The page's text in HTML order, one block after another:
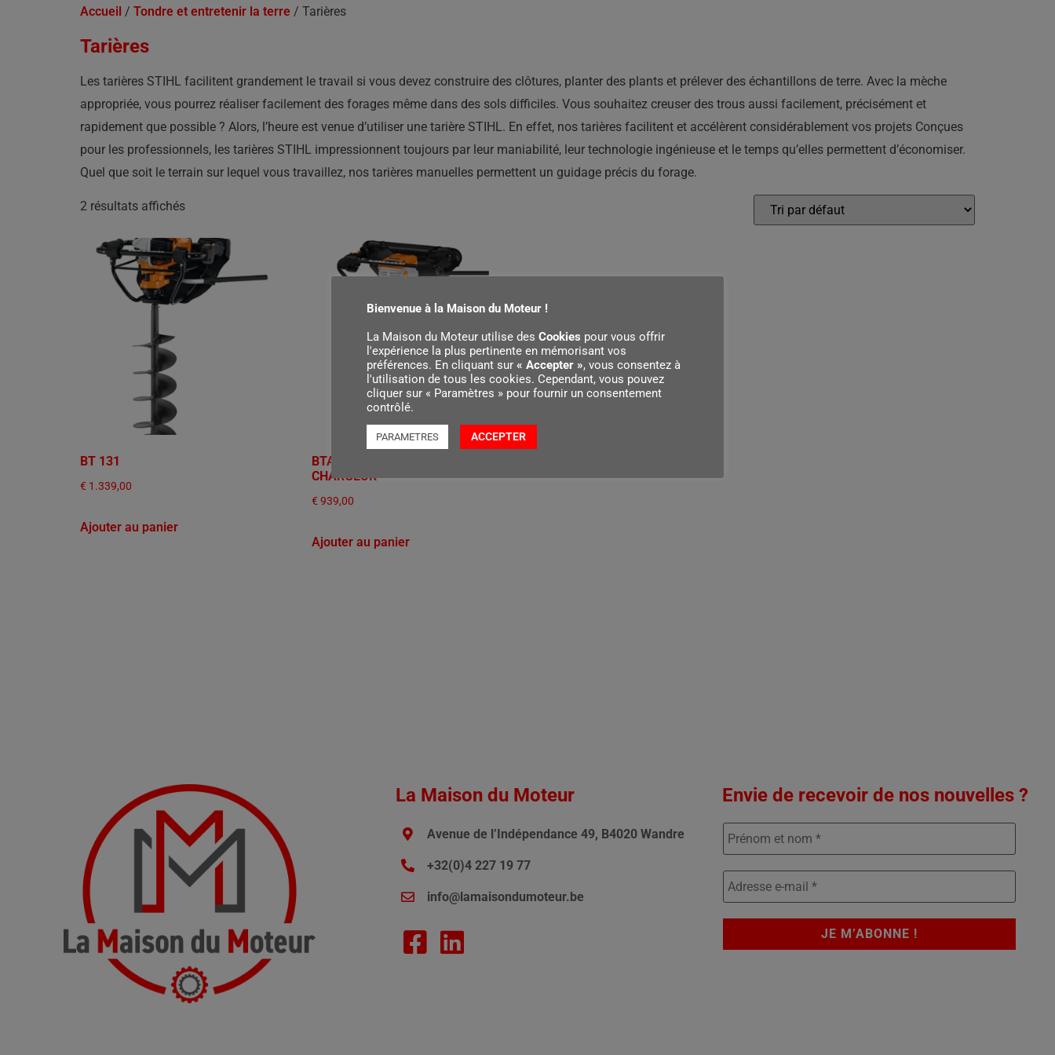
Accueil / Tondre et entretenir la terre / Tarières
Tarières
Les tarières STIHL facilitent grandement le travail si vous devez construire des clôtures, planter des plants et prélever des échantillons de terre. Avec la mèche
appropriée, vous pourrez réaliser facilement des forages même dans des sols difficiles. Vous souhaitez creuser des trous aussi facilement, précisément et
rapidement que possible ? Alors, l’heure est venue d’utiliser une tarière STIHL. En effet, nos tarières facilitent et accélèrent considérablement vos projets Conçues
pour les professionnels, les tarières STIHL impressionnent toujours par leur maniabilité, leur technologie ingénieuse et le temps qu’elles permettent d’économiser.
Quel que soit le terrain sur lequel vous travaillez, nos tarières manuelles permettent un guidage précis du forage.
2 résultats affichés
BT 131
€ 1.339,00
Ajouter au panier
BTA 140, SANS BATTERIE NI
CHARGEUR
€ 939,00
Ajouter au panier
La Maison du Moteur
Avenue de l’Indépendance 49, B4020 Wandre
+32(0)4 227 19 77
info@lamaisondumoteur.be
Envie de recevoir de nos nouvelles ?
Bienvenue à la Maison du Moteur !
La Maison du Moteur utilise des Cookies pour vous offrir
l'expérience la plus pertinente en mémorisant vos
préférences. En cliquant sur « Accepter », vous consentez à
l'utilisation de tous les cookies. Cependant, vous pouvez
cliquer sur « Paramètres » pour fournir un consentement
contrôlé.
PARAMETRES ACCEPTER